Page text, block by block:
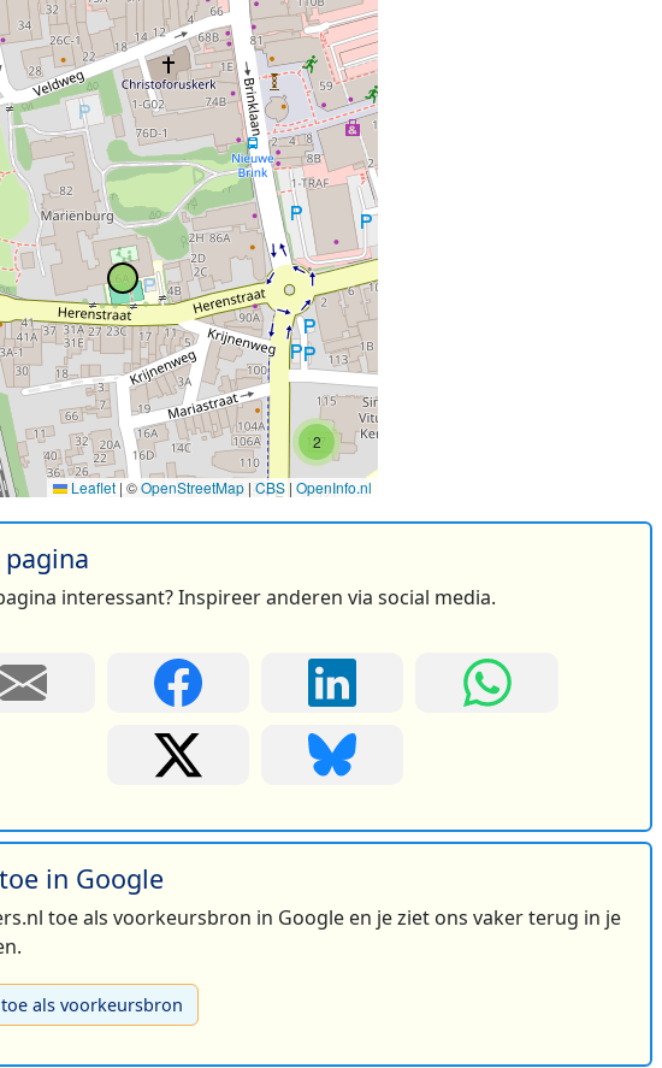
2
Leaflet | ©OpenStreetMap | CBS | OpenInfo.nl
pagina
interessant? Inspireer anderen via social media.
in Google
toe als voorkeursbron in Google en je ziet ons vaker terug in je
als voorkeursbron